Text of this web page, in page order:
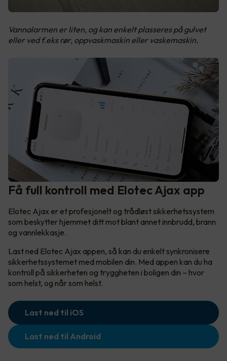
Vannalarmen er liten, og kan enkelt plasseres på gulvet
eller ved f.eks rør, oppvaskmaskin eller vaskemaskin.
Få full kontroll med Elotec Ajax app
Elotec Ajax er et profesjonelt og trådløst sikkerhetssystem
som beskytter hjemmet ditt mot blant annet innbrudd, brann
og vannlekkasje.
Last ned Elotec Ajax appen, så kan du enkelt synkronisere
sikkerhetssystemet med mobilen din. Med appen kan du ha
kontroll på sikkerheten og tryggheten i boligen din – hvor
som helst, og når som helst.
Last ned til iOS
Last ned til Android